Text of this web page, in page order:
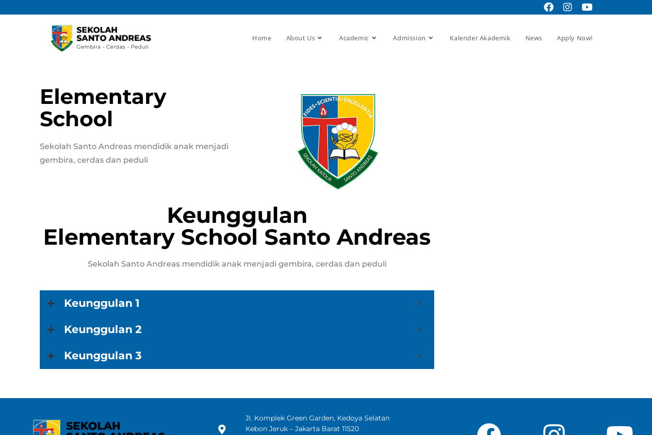
Home About Us Academic Admission Kalender Akademik News Apply Now!
Elementary
School
Sekolah Santo Andreas mendidik anak menjadi
gembira, cerdas dan peduli
Keunggulan
Elementary School Santo Andreas
Sekolah Santo Andreas mendidik anak menjadi gembira, cerdas dan peduli
Keunggulan 1
Keunggulan 2
Keunggulan 3
Jl. Komplek Green Garden, Kedoya Selatan
Kebon Jeruk – Jakarta Barat 11520